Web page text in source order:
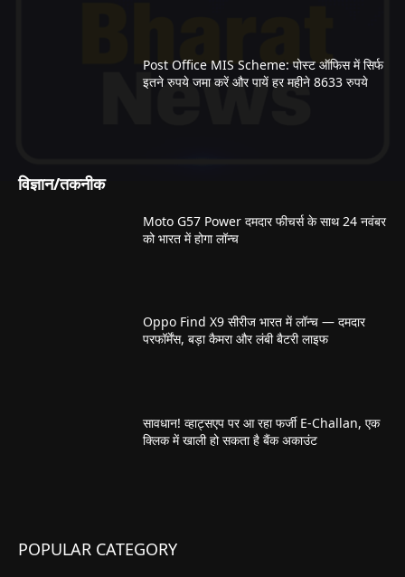
Post Office MIS Scheme: पोस्ट ऑफिस में सिर्फ
इतने रुपये जमा करें और पायें हर महीने 8633 रुपये
विज्ञान/तकनीक
Moto G57 Power दमदार फीचर्स के साथ 24 नवंबर
को भारत में होगा लॉन्च
Oppo Find X9 सीरीज भारत में लॉन्च — दमदार
परफॉर्मेंस, बड़ा कैमरा और लंबी बैटरी लाइफ
सावधान! व्हाट्सएप पर आ रहा फर्जी E-Challan, एक
क्लिक में खाली हो सकता है बैंक अकाउंट
POPULAR CATEGORY